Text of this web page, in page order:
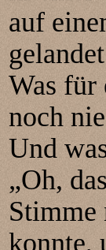
auf
Was für
noch
Und
„Oh,
Stimme
konnte,